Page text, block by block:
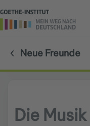
Neue Freunde
Die